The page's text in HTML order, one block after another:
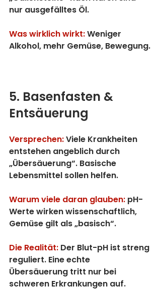
nur ausgefälltes Öl.
Was wirklich wirkt: Weniger
Alkohol, mehr Gemüse, Bewegung.
5. Basenfasten &
Entsäuerung
Versprechen:Viele Krankheiten
entstehen angeblich durch
„Übersäuerung“. Basische
Lebensmittel sollen helfen.
Warum viele daran glauben: pH-
Werte wirken wissenschaftlich,
Gemüse gilt als „basisch“.
Die Realität: Der Blut-pH ist streng
reguliert. Eine echte
Übersäuerung tritt nur bei
schweren Erkrankungen auf.